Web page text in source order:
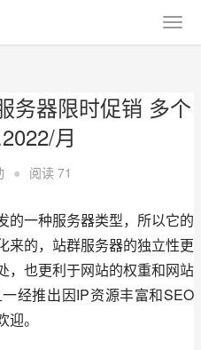
务器限时促销 多个
月
● 阅读 71
的一种服务器类型，所以它的
来的，站群服务器的独立性更
，也更利于网站的权重和网站
经推出因IP资源丰富和SEO
。